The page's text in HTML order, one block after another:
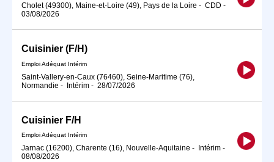
Cholet (49300), Maine-et-Loire (49), Pays de la Loire - CDD -
03/08/2026
Cuisinier (F/H)
Emploi Adéquat Intérim
Saint-Vallery-en-Caux (76460), Seine-Maritime (76),
Normandie - Intérim - 28/07/2026
Cuisinier F/H
Emploi Adéquat Intérim
Jarnac (16200), Charente (16), Nouvelle-Aquitaine - Intérim -
08/08/2026